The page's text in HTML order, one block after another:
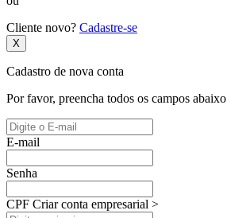
Cliente novo? Cadastre-se
X
Cadastro de nova conta
Por favor, preencha todos os campos abaixo
E-mail
Senha
CPF Criar conta empresarial >